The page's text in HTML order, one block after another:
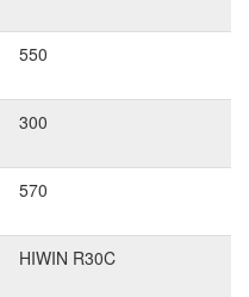
550
300
570
HIWIN R30C